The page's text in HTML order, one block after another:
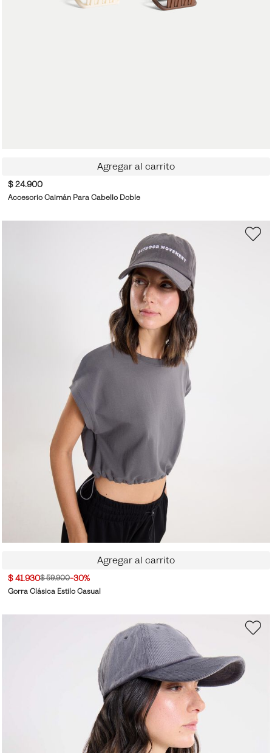
Agregar al carrito
$ 24.900
Accesorio Caimán Para Cabello Doble
Agregar al carrito
$ 41.930$ 59.900-30%
Gorra Clásica Estilo Casual